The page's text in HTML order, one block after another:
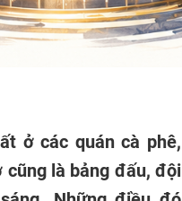
ở các quán cà phê,
cũng là bảng đấu, đội